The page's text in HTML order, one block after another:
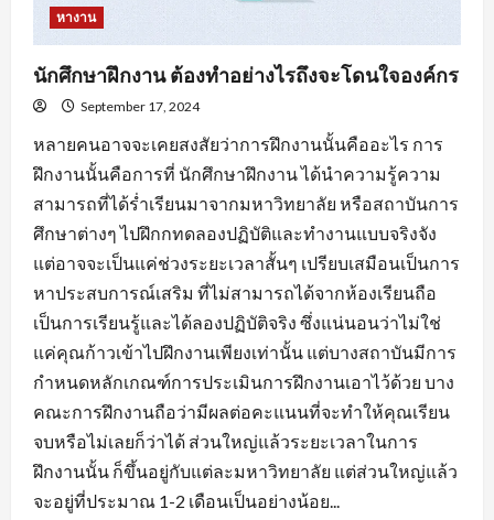
หางาน
นักศึกษาฝึกงาน ต้องทำอย่างไรถึงจะโดนใจองค์กร
September 17, 2024
หลายคนอาจจะเคยสงสัยว่าการฝึกงานนั้นคืออะไร การ
ฝึกงานนั้นคือการที่ นักศึกษาฝึกงาน ได้นำความรู้ความ
สามารถที่ได้ร่ำเรียนมาจากมหาวิทยาลัย หรือสถาบันการ
ศึกษาต่างๆ ไปฝึกกทดลองปฏิบัติและทำงานแบบจริงจัง
แต่อาจจะเป็นแค่ช่วงระยะเวลาสั้นๆ เปรียบเสมือนเป็นการ
หาประสบการณ์เสริม ที่ไม่สามารถได้จากห้องเรียนถือ
เป็นการเรียนรู้และได้ลองปฏิบัติจริง ซึ่งแน่นอนว่าไม่ใช่
แค่คุณก้าวเข้าไปฝึกงานเพียงเท่านั้น แต่บางสถาบันมีการ
กำหนดหลักเกณฑ์การประเมินการฝึกงานเอาไว้ด้วย บาง
คณะการฝึกงานถือว่ามีผลต่อคะแนนที่จะทำให้คุณเรียน
จบหรือไม่เลยก็ว่าได้ ส่วนใหญ่แล้วระยะเวลาในการ
ฝึกงานนั้น ก็ขึ้นอยู่กับแต่ละมหาวิทยาลัย แต่ส่วนใหญ่แล้ว
จะอยู่ที่ประมาณ 1-2 เดือนเป็นอย่างน้อย...